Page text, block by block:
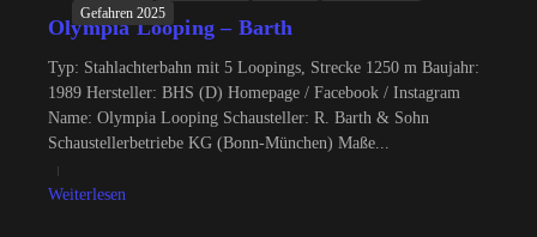
Gefahren 2025
Olympia Looping – Barth
Typ: Stahlachterbahn mit 5 Loopings, Strecke 1250 m Baujahr:
1989 Hersteller: BHS (D) Homepage / Facebook / Instagram
Name: Olympia Looping Schausteller: R. Barth & Sohn
Schaustellerbetriebe KG (Bonn-München) Maße...
Weiterlesen